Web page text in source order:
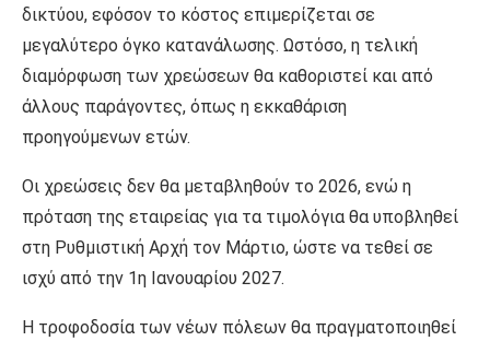
δικτύου, εφόσον το κόστος επιμερίζεται σε
μεγαλύτερο όγκο κατανάλωσης. Ωστόσο, η τελική
διαμόρφωση των χρεώσεων θα καθοριστεί και από
άλλους παράγοντες, όπως η εκκαθάριση
προηγούμενων ετών.
Οι χρεώσεις δεν θα μεταβληθούν το 2026, ενώ η
πρόταση της εταιρείας για τα τιμολόγια θα υποβληθεί
στη Ρυθμιστική Αρχή τον Μάρτιο, ώστε να τεθεί σε
ισχύ από την 1η Ιανουαρίου 2027.
Η τροφοδοσία των νέων πόλεων θα πραγματοποιηθεί